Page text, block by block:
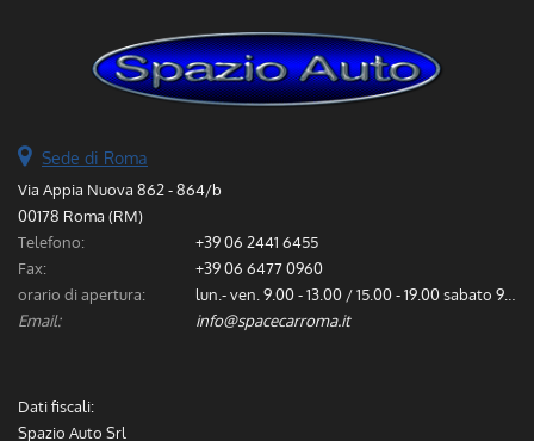
Sede di Roma
Via Appia Nuova 862 - 864/b
00178 Roma (RM)
Telefono:
+39 06 2441 6455
Fax:
+39 06 6477 0960
orario di apertura:
Email:
info@spacecarroma.it
Dati fiscali:
Spazio Auto Srl